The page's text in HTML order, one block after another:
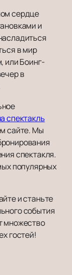
сердце
и
в мир
или Боинг-
в
спектакль
сайте. Мы
спектакля.
популярных
и станьте
события
множество
гостей!